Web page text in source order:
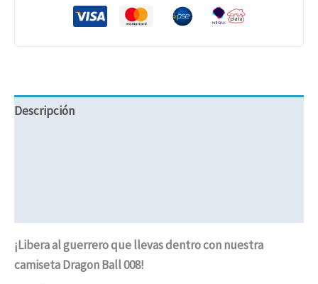
Descripción
¡Libera al guerrero que llevas dentro con nuestra
camiseta Dragon Ball 008!